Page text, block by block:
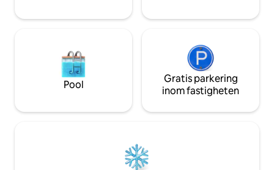
Pool
Gratis parkering
inom fastigheten